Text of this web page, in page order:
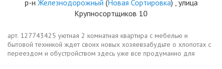
р-н Железнодорожный (Новая Сортировка) , улица
Крупносортщиков 10
арт. 127743425 уютная 2 комнатная квартира с мебелью и
бытовой техникой ждет своих новых хозяевзабудьте о хлопотах с
переездом и обустройством здесь уже все продуманно для